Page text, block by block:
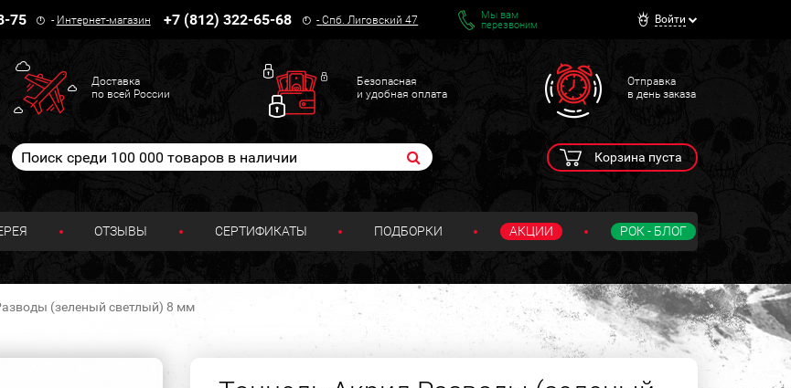
75 - Интернет-магазин +7 (812) 322-65-68 -Спб. Лиговский 47
Мы вам
перезвоним
Войти
Доставка
по всей России
Безопасная
и удобная оплата
Отправка
в день заказа
Корзина пуста
ОТЗЫВЫ СЕРТИФИКАТЫ ПОДБОРКИ АКЦИИ РОК - БЛОГ
(зеленый светлый) 8 мм